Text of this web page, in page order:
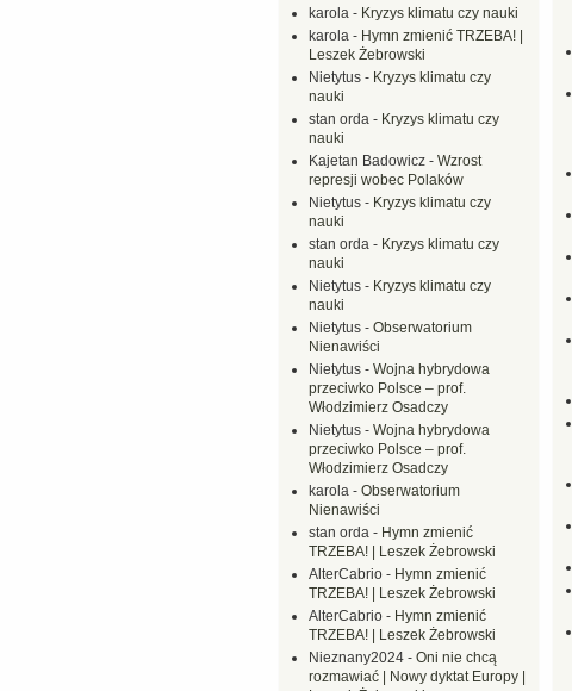
karola - Kryzys klimatu czy nauki
karola - Hymn zmienić TRZEBA! |
Leszek Żebrowski
Nietytus - Kryzys klimatu czy
nauki
stan orda - Kryzys klimatu czy
nauki
Kajetan Badowicz - Wzrost
represji wobec Polaków
Nietytus - Kryzys klimatu czy
nauki
stan orda - Kryzys klimatu czy
nauki
Nietytus - Kryzys klimatu czy
nauki
Nietytus - Obserwatorium
Nienawiści
Nietytus - Wojna hybrydowa
przeciwko Polsce – prof.
Włodzimierz Osadczy
Nietytus - Wojna hybrydowa
przeciwko Polsce – prof.
Włodzimierz Osadczy
karola - Obserwatorium
Nienawiści
stan orda - Hymn zmienić
TRZEBA! | Leszek Żebrowski
AlterCabrio - Hymn zmienić
TRZEBA! | Leszek Żebrowski
AlterCabrio - Hymn zmienić
TRZEBA! | Leszek Żebrowski
Nieznany2024 - Oni nie chcą
rozmawiać | Nowy dyktat Europy |